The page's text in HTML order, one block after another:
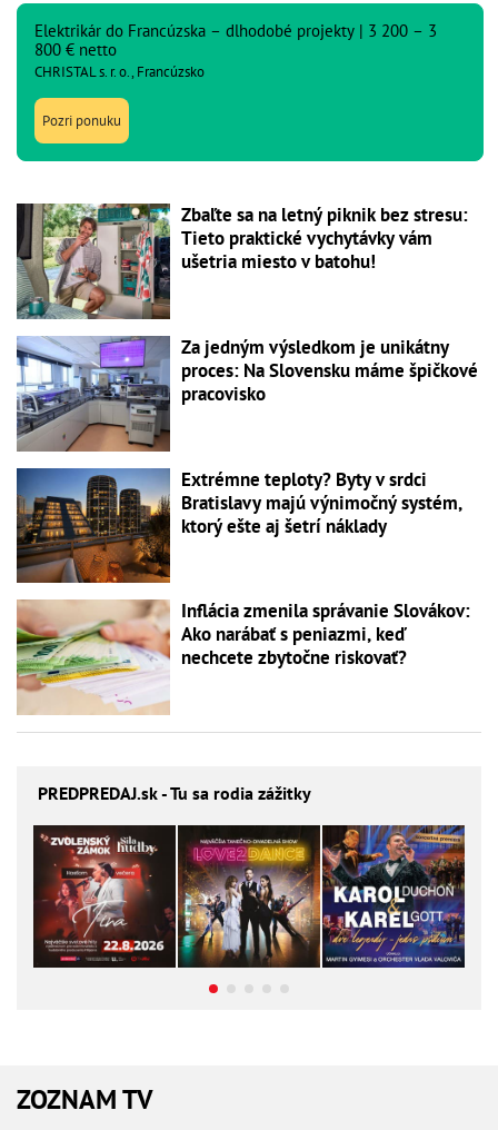
Elektrikár do Francúzska – dlhodobé projekty | 3 200 – 3
800 € netto
CHRISTAL s. r. o., Francúzsko
Pozri ponuku
Zbaľte sa na letný piknik bez stresu:
Tieto praktické vychytávky vám
ušetria miesto v batohu!
Za jedným výsledkom je unikátny
proces: Na Slovensku máme špičkové
pracovisko
Extrémne teploty? Byty v srdci
Bratislavy majú výnimočný systém,
ktorý ešte aj šetrí náklady
Inflácia zmenila správanie Slovákov:
Ako narábať s peniazmi, keď
nechcete zbytočne riskovať?
PREDPREDAJ.sk - Tu sa rodia zážitky
ZOZNAM TV